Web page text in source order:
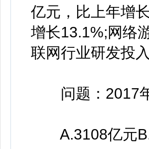
亿元，比上年增
增长13.1%;网络
联网行业研发投
问题：2017年
A.3108亿元